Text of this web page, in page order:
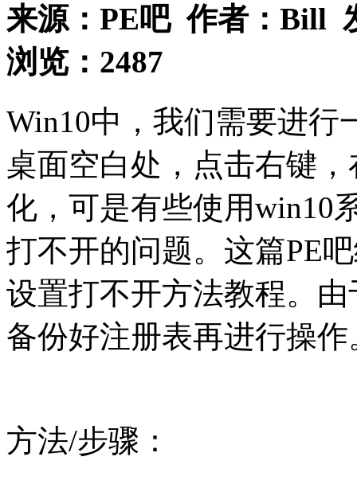
来源： PE吧作者： Bill
浏览： 2487
Win10中，我们需要进行
桌面空白处，点击右键
化，可是有些使用win10
打不开的问题。这篇PE
设置打不开方法教程。
备份好注册表再进行操作
方法/步骤：